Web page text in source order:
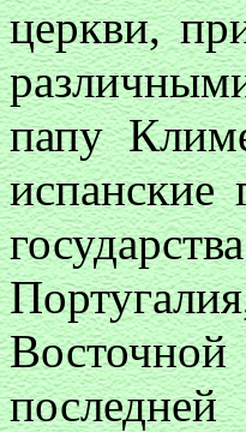
церкви,
папу
испанские